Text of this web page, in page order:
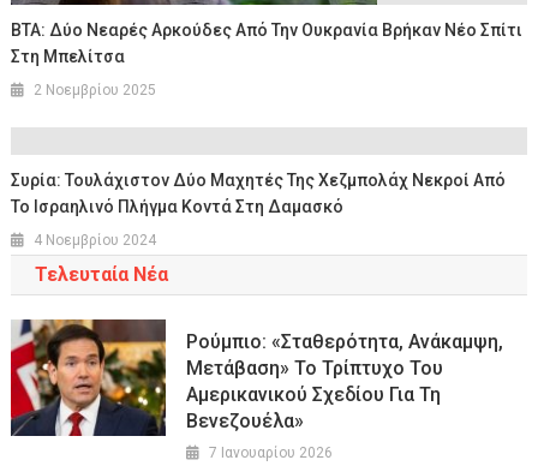
BTA: Δύο Νεαρές Αρκούδες Από Την Ουκρανία Βρήκαν Νέο Σπίτι
Στη Μπελίτσα
2 Νοεμβρίου 2025
Συρία: Τουλάχιστον Δύο Μαχητές Της Χεζμπολάχ Νεκροί Από
Το Ισραηλινό Πλήγμα Κοντά Στη Δαμασκό
4 Νοεμβρίου 2024
Τελευταία Νέα
Ρούμπιο: «Σταθερότητα, Ανάκαμψη,
Μετάβαση» Το Τρίπτυχο Του
Αμερικανικού Σχεδίου Για Τη
Βενεζουέλα»
7 Ιανουαρίου 2026